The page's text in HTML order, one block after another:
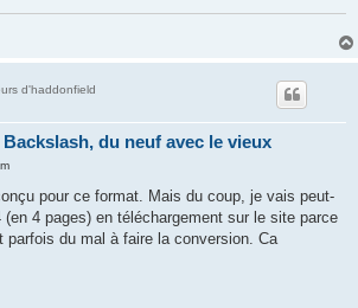
d'haddonfield
du neuf avec le vieux
pour ce format. Mais du coup, je vais peut-
4 pages) en téléchargement sur le site parce
parfois du mal à faire la conversion. Ca